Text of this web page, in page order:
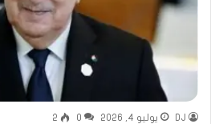
DJ يوليو 4, 2026 0
2